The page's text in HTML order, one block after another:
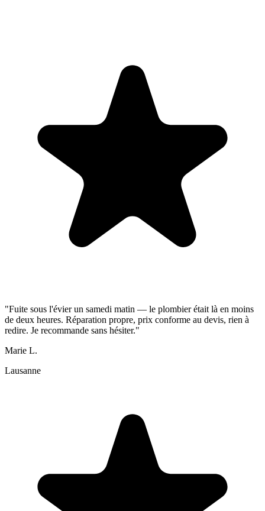
"Fuite sous l'évier un samedi matin — le plombier était là en moins
de deux heures. Réparation propre, prix conforme au devis, rien à
redire. Je recommande sans hésiter."
Marie L.
Lausanne